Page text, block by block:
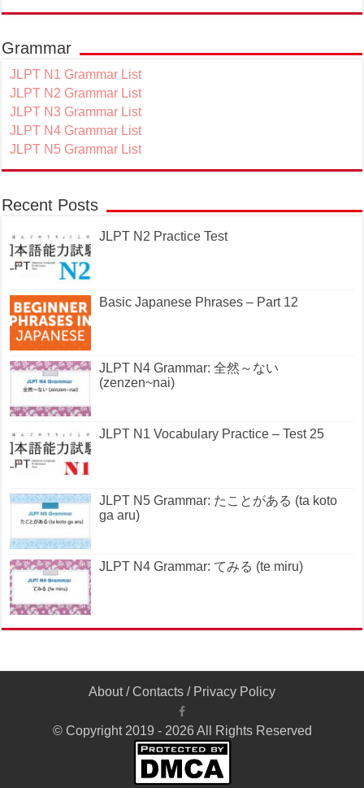
Grammar
JLPT N1 Grammar List
JLPT N2 Grammar List
JLPT N3 Grammar List
JLPT N4 Grammar List
JLPT N5 Grammar List
Recent Posts
JLPT N2 Practice Test
Basic Japanese Phrases – Part 12
JLPT N4 Grammar: 全然～ない
(zenzen~nai)
JLPT N1 Vocabulary Practice – Test 25
JLPT N5 Grammar: たことがある (ta koto
ga aru)
JLPT N4 Grammar: てみる (te miru)
About/Contacts / Privacy Policy
© Copyright 2019 - 2026 All Rights Reserved